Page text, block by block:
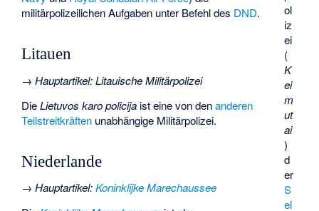
ol
iz
ei
(
K
ei
m
ut
ai
)
d
er
S
el
militärpolizeilichen Aufgaben unter Befehl des DND.
Litauen
→Hauptartikel:Litauische Militärpolizei
DieLietuvos karo policija ist eine von denanderen
Teilstreitkräften unabhängige Militärpolizei.
Niederlande
→Hauptartikel:Koninklijke Marechaussee